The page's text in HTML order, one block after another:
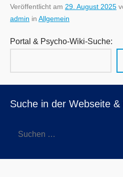
Veröffentlicht am 29. August 2025
admin in Allgemein
Portal & Psycho-Wiki-Suche:
Suche in der Webseite